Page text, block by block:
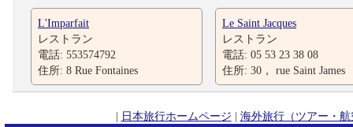
L'Imparfait
レストラン
電話: 553574792
住所: 8 Rue Fontaines
Le Saint Jacques
レストラン
電話: 05 53 23 38 08
住所: 30， rue Saint James
| 日本旅行ホームページ | 海外旅行（ツアー・航